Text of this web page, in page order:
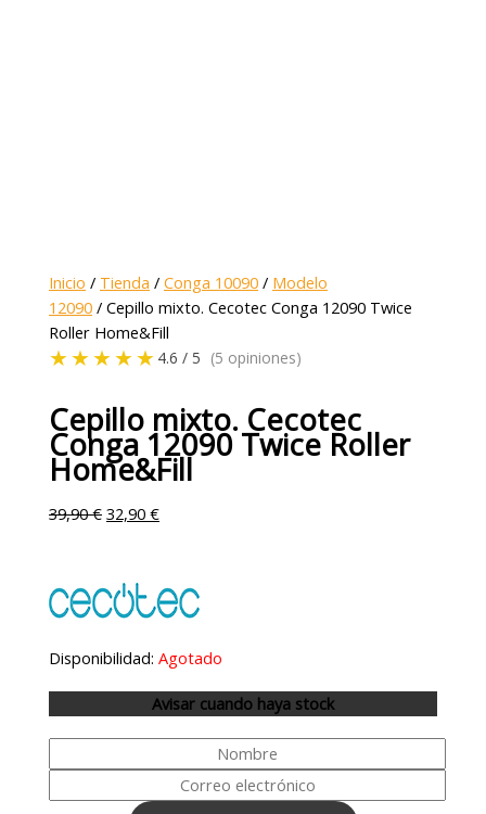
Inicio / Tienda /Conga 10090 / Modelo
12090 / Cepillo mixto. Cecotec Conga 12090 Twice
Roller Home&Fill
★★★★★ 4.6 / 5 (5 opiniones)
Cepillo mixto. Cecotec
Conga 12090 Twice Roller
Home&Fill
39,90€ 32,90€
Disponibilidad: Agotado
Avisar cuando haya stock